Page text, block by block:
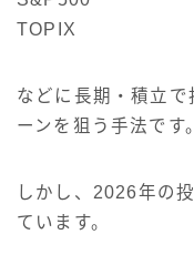
TOPIX
などに長期・積立
ーンを狙う手法です。
しかし、2026年の
ています。